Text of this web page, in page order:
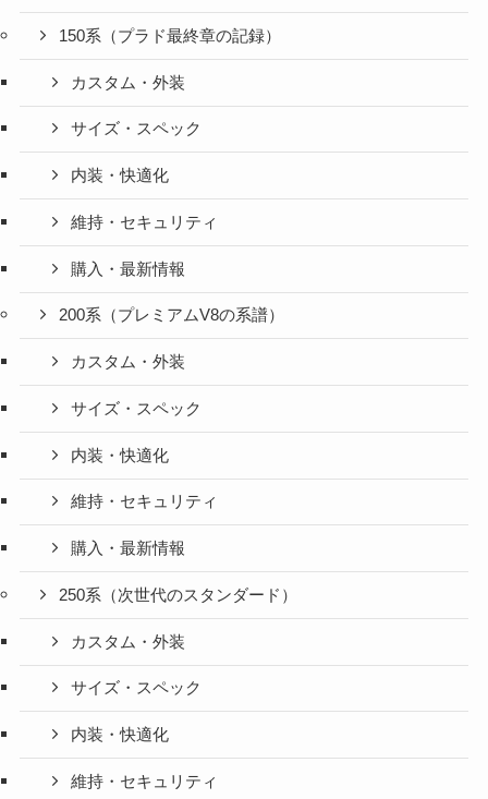
150系（プラド最終章の記録）
カスタム・外装
サイズ・スペック
内装・快適化
維持・セキュリティ
購入・最新情報
200系（プレミアムV8の系譜）
カスタム・外装
サイズ・スペック
内装・快適化
維持・セキュリティ
購入・最新情報
250系（次世代のスタンダード）
カスタム・外装
サイズ・スペック
内装・快適化
維持・セキュリティ